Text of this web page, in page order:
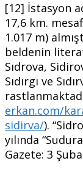
[12] İstasyon
17,6 km.
1.017 m)
beldenin
Sıdrova,
Sıdırgı ve
erkan.com/
sidirva/).
yılında
Gazete: 3